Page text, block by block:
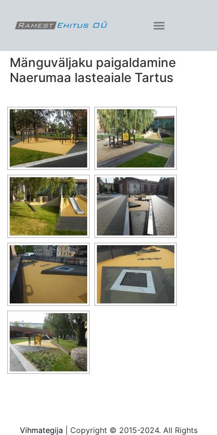
Mänguväljaku paigaldamine
Naerumaa lasteaiale Tartus
Vihmategija | Copyright © 2015-2024. All Rights